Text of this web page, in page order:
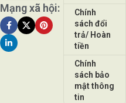
Mạng xã hội:
Chính
sách đổi
trả/ Hoàn
tiền
Chính
sách bảo
mật thông
tin